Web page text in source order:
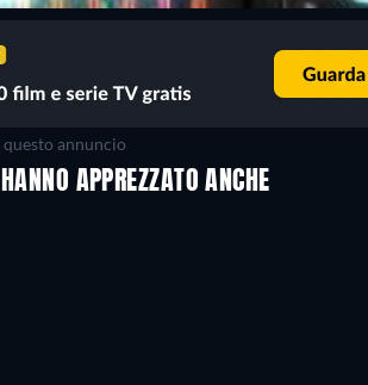
annuncio
APPREZZATO ANCHE